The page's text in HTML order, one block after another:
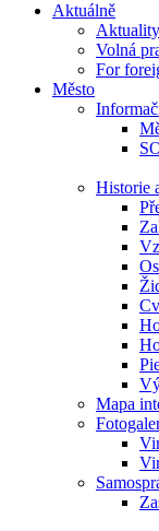
Aktuálně
Aktuality
Volná
For
Město
Historie
Mapa